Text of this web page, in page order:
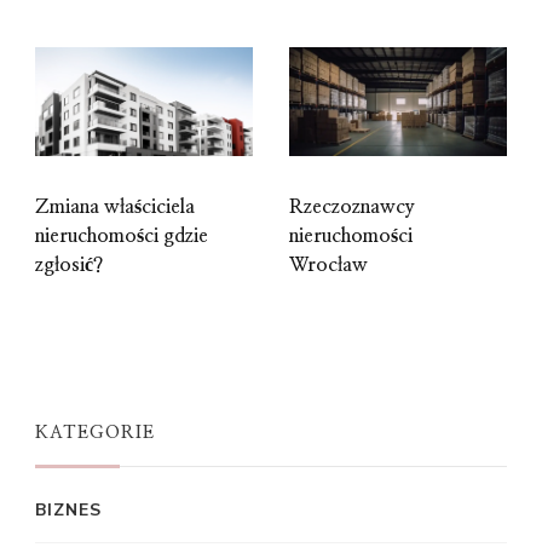
Zmiana właściciela
nieruchomości gdzie
zgłosić?
Rzeczoznawcy
nieruchomości
Wrocław
KATEGORIE
BIZNES